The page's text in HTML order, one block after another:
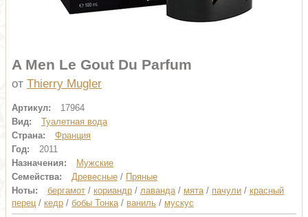
A Men Le Gout Du Parfum
от Thierry Mugler
Артикул:
17964
Вид:
Туалетная вода
Страна:
Франция
Год:
2011
Назначения:
Мужские
Семейства:
Древесные / Пряные
Ноты:
бергамот / кориандр / лаванда/ мята/ пачули / красный
перец / кедр / бобы Тонка/ ваниль / мускус